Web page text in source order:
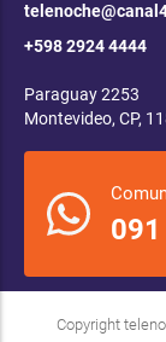
+598 2924 4444
Paraguay 2253
Montevideo, CP,
Copyright